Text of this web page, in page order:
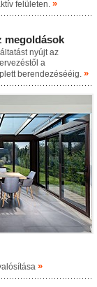
felületen. »
megoldások
nyújt az
a
berendezésééig. »
»